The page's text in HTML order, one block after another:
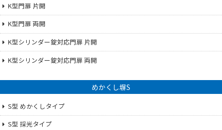
K型門扉 片開
K型門扉 両開
K型シリンダー錠対応門扉 片開
K型シリンダー錠対応門扉 両開
めかくし塀S
S型 めかくしタイプ
S型 採光タイプ